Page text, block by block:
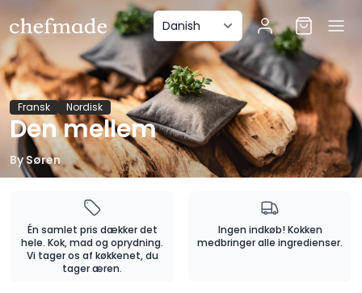
Fransk Nordisk
Den mellem
BySøren
Én samlet pris dækker det
hele. Kok, mad og oprydning.
Vi tager os af køkkenet, du
tager æren.
Ingen indkøb! Kokken
medbringer alle ingredienser.